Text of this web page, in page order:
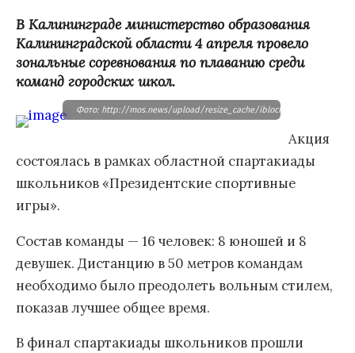
В Калининграде министерство образования
Калининградской области 4 апреля провело
зональные соревнования по плаванию среди
команд городских школ.
Фото: http://mos.news/upload/resize_cache/iblock/7aa/300_0_1/
Акция
состоялась в рамках областной спартакиады
школьников «Президентские спортивные
игры».
Состав команды — 16 человек: 8 юношей и 8
девушек. Дистанцию в 50 метров командам
необходимо было преодолеть вольным стилем,
показав лучшее общее время.
В финал спартакиады школьников прошли